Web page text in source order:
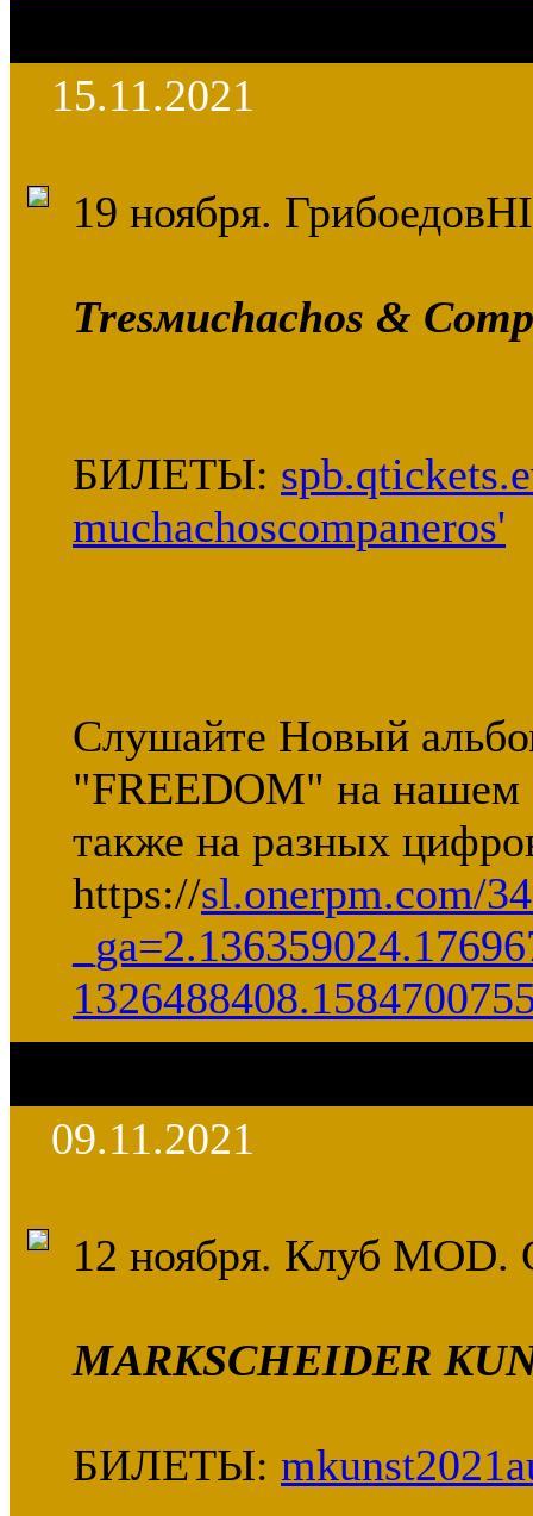
15.11.2021
19 ноября.
Tresмuchachos &
БИЛЕТЫ:
muchachoscompaneros'
Слушайте Новый
"FREEDOM" на нашем
также на разных
https://sl.onerpm.com/
09.11.2021
12 ноября. Клуб MOD.
MARKSCHEIDER
БИЛЕТЫ: